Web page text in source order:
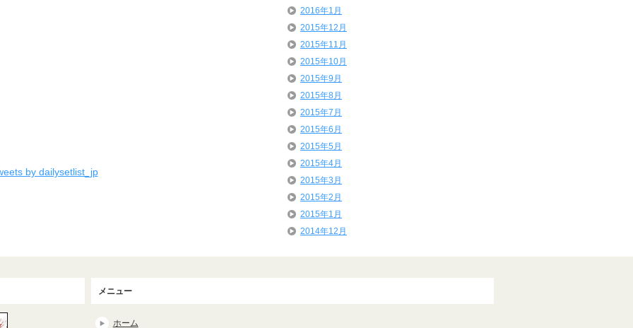
by dailysetlist_jp
2016年1月
2015年12月
2015年11月
2015年10月
2015年9月
2015年8月
2015年7月
2015年6月
2015年5月
2015年4月
2015年3月
2015年2月
2015年1月
2014年12月
メニュー
ホーム